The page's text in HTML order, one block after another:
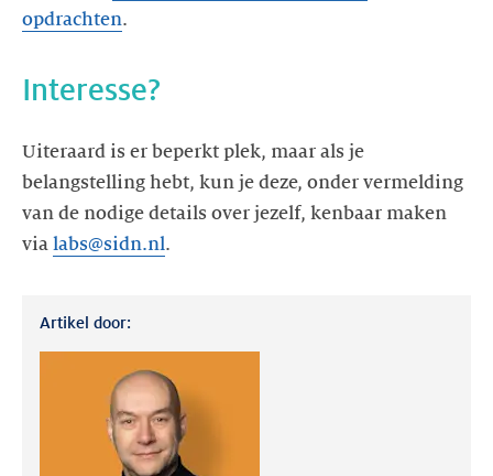
opdrachten.
Interesse?
Uiteraard is er beperkt plek, maar als je
belangstelling hebt, kun je deze, onder vermelding
van de nodige details over jezelf, kenbaar maken
via labs@sidn.nl.
Artikel door: